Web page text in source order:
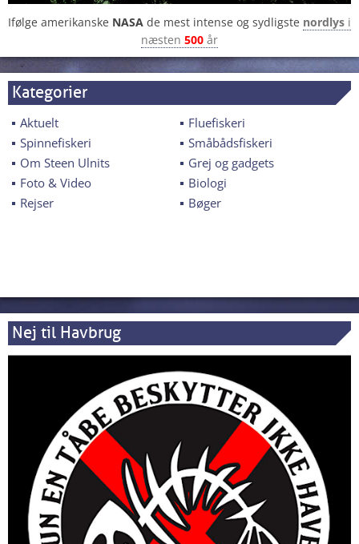
Ifølge amerikanske NASA de mest intense og sydligste nordlys i
næsten 500 år
Kategorier
Aktuelt
Fluefiskeri
Spinnefiskeri
Småbådsfiskeri
Om Steen Ulnits
Grej og gadgets
Foto & Video
Biologi
Rejser
Bøger
Nej til Havbrug